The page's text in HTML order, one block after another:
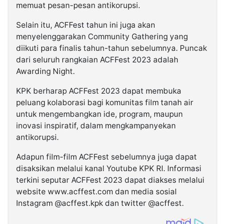
memuat pesan-pesan antikorupsi.
Selain itu, ACFFest tahun ini juga akan
menyelenggarakan Community Gathering yang
diikuti para finalis tahun-tahun sebelumnya. Puncak
dari seluruh rangkaian ACFFest 2023 adalah
Awarding Night.
KPK berharap ACFFest 2023 dapat membuka
peluang kolaborasi bagi komunitas film tanah air
untuk mengembangkan ide, program, maupun
inovasi inspiratif, dalam mengkampanyekan
antikorupsi.
Adapun film-film ACFFest sebelumnya juga dapat
disaksikan melalui kanal Youtube KPK RI. Informasi
terkini seputar ACFFest 2023 dapat diakses melalui
website www.acffest.com dan media sosial
Instagram @acffest.kpk dan twitter @acffest.